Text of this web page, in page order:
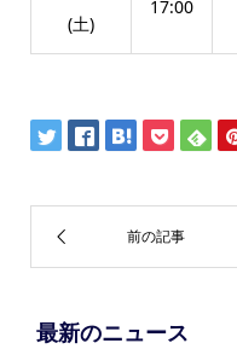
(土)
17:00
最新のニュース